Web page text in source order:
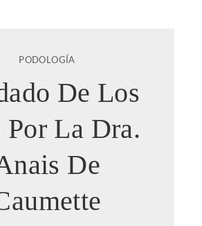
PODOLOGÍA
De Los
Por La Dra.
De